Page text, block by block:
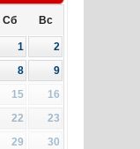
Сб Вс
1
2
8
9
15
16
22
23
29
30